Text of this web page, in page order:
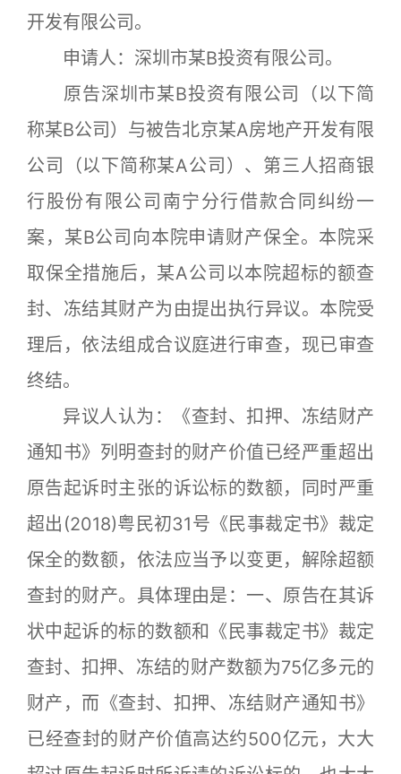
开发有限公司。
申请人：深圳市某B投资有限公司。
原告深圳市某B投资有限公司（以下简
称某B公司）与被告北京某A房地产开发有限
公司（以下简称某A公司）、第三人招商银
行股份有限公司南宁分行借款合同纠纷一
案，某B公司向本院申请财产保全。本院采
取保全措施后，某A公司以本院超标的额查
封、冻结其财产为由提出执行异议。本院受
理后，依法组成合议庭进行审查，现已审查
终结。
异议人认为：《查封、扣押、冻结财产
通知书》列明查封的财产价值已经严重超出
原告起诉时主张的诉讼标的数额，同时严重
超出(2018)粤民初31号《民事裁定书》裁定
保全的数额，依法应当予以变更，解除超额
查封的财产。具体理由是：一、原告在其诉
状中起诉的标的数额和《民事裁定书》裁定
查封、扣押、冻结的财产数额为75亿多元的
财产，而《查封、扣押、冻结财产通知书》
已经查封的财产价值高达约500亿元，大大